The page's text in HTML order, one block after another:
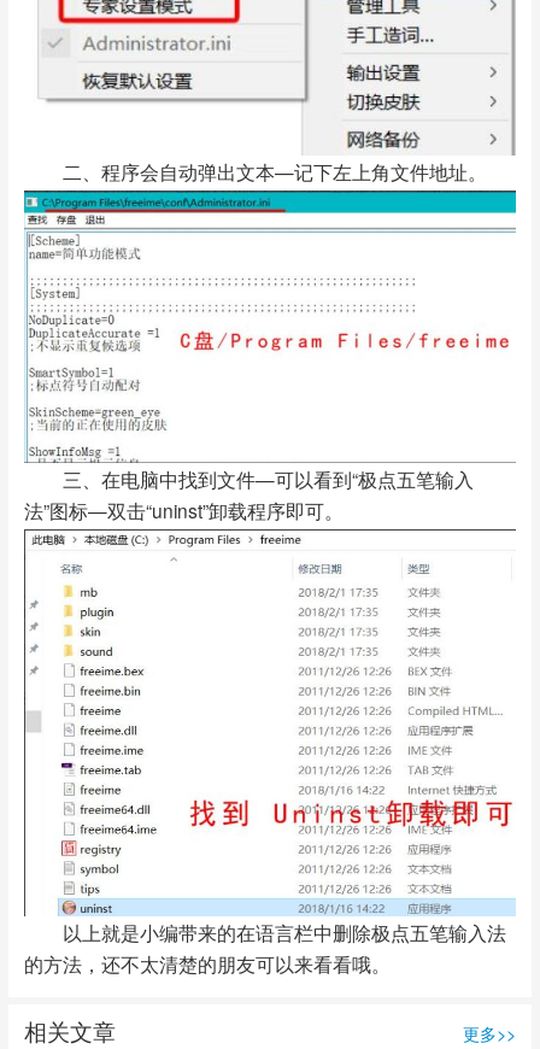
二、程序会自动弹出文本—记下左上角文件地址。
三、在电脑中找到文件—可以看到“极点五笔输入
法”图标—双击“uninst”卸载程序即可。
以上就是小编带来的在语言栏中删除极点五笔输入法
的方法，还不太清楚的朋友可以来看看哦。
相关文章 更多>>